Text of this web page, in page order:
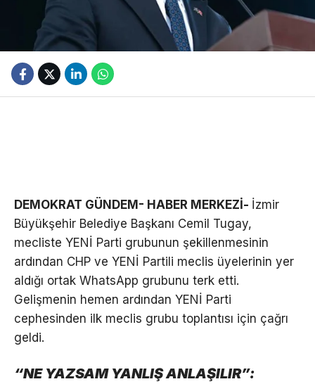
DEMOKRAT GÜNDEM- HABER MERKEZİ- İzmir
Büyükşehir Belediye Başkanı Cemil Tugay,
mecliste YENİ Parti grubunun şekillenmesinin
ardından CHP ve YENİ Partili meclis üyelerinin yer
aldığı ortak WhatsApp grubunu terk etti.
Gelişmenin hemen ardından YENİ Parti
cephesinden ilk meclis grubu toplantısı için çağrı
geldi.
“NE YAZSAM YANLIŞ ANLAŞILIR”: